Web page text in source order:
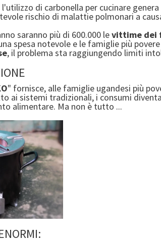
di carbonella per cucinare
rischio di malattie polmonari a
saranno più di 600.000 levittime dei
spesa notevole e le famiglie più
, il problema sta raggiungendo limiti
" fornisce, alle famiglie ugandesi più
ai sistemi tradizionali, i consumi
alimentare. Ma non è tutto ...